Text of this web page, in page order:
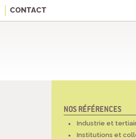
CONTACT
NAVIGATION
NOS RÉFÉRENCES
Industrie et
Institutions et